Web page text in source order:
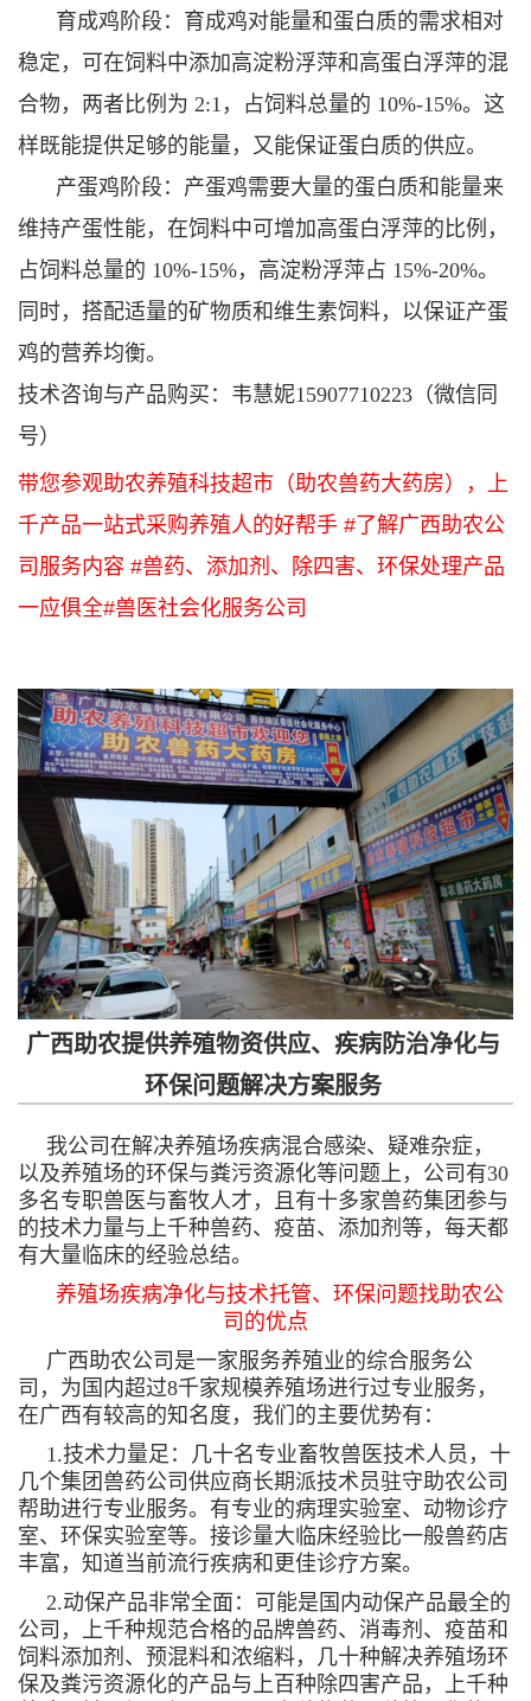
育成鸡阶段：育成鸡对能量和蛋白质的需求相对
稳定，可在饲料中添加高淀粉浮萍和高蛋白浮萍的混
合物，两者比例为 2:1，占饲料总量的 10%-15%。这
样既能提供足够的能量，又能保证蛋白质的供应。
产蛋鸡阶段：产蛋鸡需要大量的蛋白质和能量来
维持产蛋性能，在饲料中可增加高蛋白浮萍的比例，
占饲料总量的 10%-15%，高淀粉浮萍占 15%-20%。
同时，搭配适量的矿物质和维生素饲料，以保证产蛋
鸡的营养均衡。
技术咨询与产品购买：韦慧妮15907710223（微信同
号）
带您参观助农养殖科技超市（助农兽药大药房），上
千产品一站式采购养殖人的好帮手 #了解广西助农公
司服务内容 #兽药、添加剂、除四害、环保处理产品
一应俱全#兽医社会化服务公司
广西助农提供养殖物资供应、疾病防治净化与
环保问题解决方案服务
我公司在解决养殖场疾病混合感染、疑难杂症，
以及养殖场的环保与粪污资源化等问题上，公司有30
多名专职兽医与畜牧人才，且有十多家兽药集团参与
的技术力量与上千种兽药、疫苗、添加剂等，每天都
有大量临床的经验总结。
养殖场疾病净化与技术托管、环保问题找助农公
司的优点
广西助农公司是一家服务养殖业的综合服务公
司，为国内超过8千家规模养殖场进行过专业服务，
在广西有较高的知名度，我们的主要优势有：
1.技术力量足：几十名专业畜牧兽医技术人员，十
几个集团兽药公司供应商长期派技术员驻守助农公司
帮助进行专业服务。有专业的病理实验室、动物诊疗
室、环保实验室等。接诊量大临床经验比一般兽药店
丰富，知道当前流行疾病和更佳诊疗方案。
2.动保产品非常全面：可能是国内动保产品最全的
公司，上千种规范合格的品牌兽药、消毒剂、疫苗和
饲料添加剂、预混料和浓缩料，几十种解决养殖场环
保及粪污资源化的产品与上百种除四害产品，上千种